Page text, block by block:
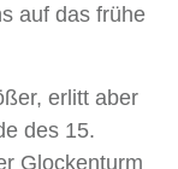
auf das frühe
erlitt aber
des 15.
Glockenturm